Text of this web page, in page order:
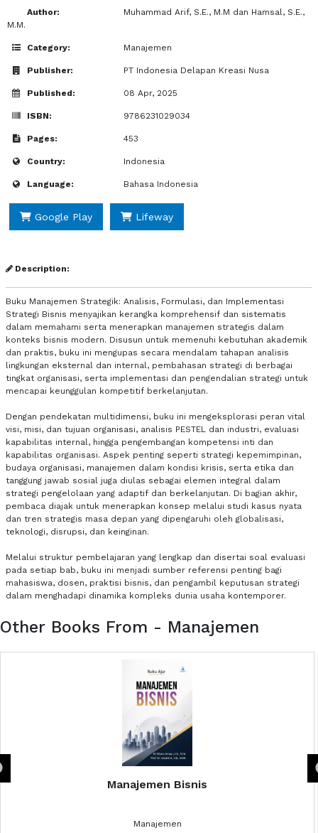
Author:
Muhammad Arif, S.E., M.M dan Hamsal, S.E.,
M.M.
Category: Manajemen
Publisher: PT Indonesia Delapan Kreasi Nusa
Published: 08 Apr, 2025
ISBN: 9786231029034
Pages: 453
Country: Indonesia
Language: Bahasa Indonesia
Google Play Lifeway
Description:
Buku Manajemen Strategik: Analisis, Formulasi, dan Implementasi
Strategi Bisnis menyajikan kerangka komprehensif dan sistematis
dalam memahami serta menerapkan manajemen strategis dalam
konteks bisnis modern. Disusun untuk memenuhi kebutuhan akademik
dan praktis, buku ini mengupas secara mendalam tahapan analisis
lingkungan eksternal dan internal, pembahasan strategi di berbagai
tingkat organisasi, serta implementasi dan pengendalian strategi untuk
mencapai keunggulan kompetitif berkelanjutan.
Dengan pendekatan multidimensi, buku ini mengeksplorasi peran vital
visi, misi, dan tujuan organisasi, analisis PESTEL dan industri, evaluasi
kapabilitas internal, hingga pengembangan kompetensi inti dan
kapabilitas organisasi. Aspek penting seperti strategi kepemimpinan,
budaya organisasi, manajemen dalam kondisi krisis, serta etika dan
tanggung jawab sosial juga diulas sebagai elemen integral dalam
strategi pengelolaan yang adaptif dan berkelanjutan. Di bagian akhir,
pembaca diajak untuk menerapkan konsep melalui studi kasus nyata
dan tren strategis masa depan yang dipengaruhi oleh globalisasi,
teknologi, disrupsi, dan keinginan.
Melalui struktur pembelajaran yang lengkap dan disertai soal evaluasi
pada setiap bab, buku ini menjadi sumber referensi penting bagi
mahasiswa, dosen, praktisi bisnis, dan pengambil keputusan strategi
dalam menghadapi dinamika kompleks dunia usaha kontemporer.
Other Books From - Manajemen
Manajemen Bisnis
Manajemen